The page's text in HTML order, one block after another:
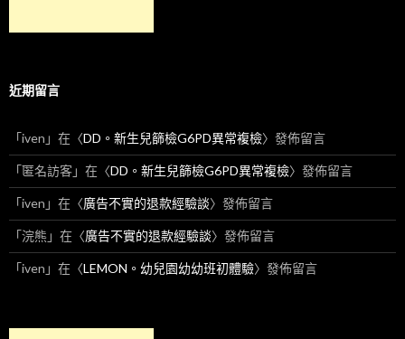
近期留言
「iven 」在〈DD。新生兒篩檢G6PD異常複檢〉發佈留言
「匿名訪客」在〈DD。新生兒篩檢G6PD異常複檢〉發佈留言
「iven 」在〈廣告不實的退款經驗談〉發佈留言
「浣熊 」在〈廣告不實的退款經驗談〉發佈留言
「iven 」在〈LEMON。幼兒園幼幼班初體驗〉發佈留言